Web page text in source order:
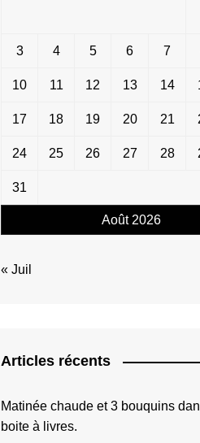
Août 2026
3 4 5 6 7
10 11 12 13 14
17 18 19 20 21
24 25 26 27 28
31
« Juil
Articles récents
Matinée chaude et 3 bouquins
boite à livres.